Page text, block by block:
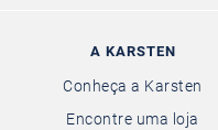
A KARSTEN
Conheça a Karsten
Encontre uma loja